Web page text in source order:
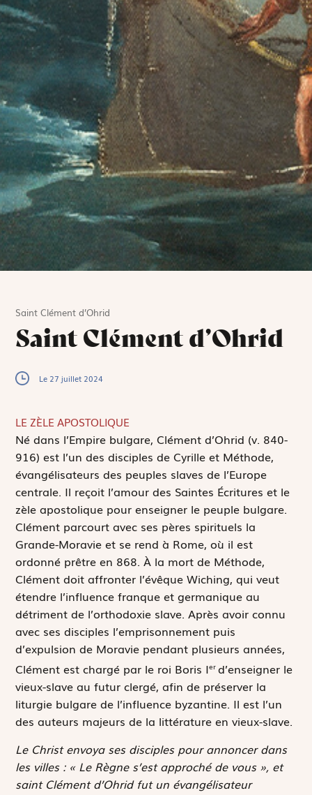
Saint Clément d’Ohrid
Saint Clément d’Ohrid
Le 27 juillet 2024
LE ZÈLE APOSTOLIQUE
Né dans l’Empire bulgare, Clément d’Ohrid (v. 840-
916) est l’un des disciples de Cyrille et Méthode,
évangélisateurs des peuples slaves de l’Europe
centrale. Il reçoit l’amour des Saintes Écritures et le
zèle apostolique pour enseigner le peuple bulgare.
Clément parcourt avec ses pères spirituels la
Grande-Moravie et se rend à Rome, où il est
ordonné prêtre en 868. À la mort de Méthode,
Clément doit affronter l’évêque Wiching, qui veut
étendre l’influence franque et germanique au
détriment de l’orthodoxie slave. Après avoir connu
avec ses disciples l’emprisonnement puis
d’expulsion de Moravie pendant plusieurs années,
Clément est chargé par le roi Boris Ier d’enseigner le
vieux-slave au futur clergé, afin de préserver la
liturgie bulgare de l’influence byzantine. Il est l’un
des auteurs majeurs de la littérature en vieux-slave.
Le Christ envoya ses disciples pour annoncer dans
les villes : « Le Règne s’est approché de vous », et
saint Clément d’Ohrid fut un évangélisateur